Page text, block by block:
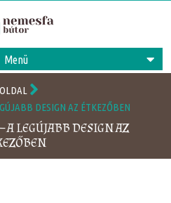
Menü
DESIGN AZ ÉTKEZŐBEN
A LEGÚJABB DESIGN AZ